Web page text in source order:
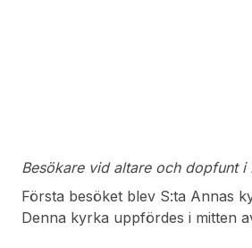
Besökare vid altare och dopfunt i
Första besöket blev S:ta Annas
Denna kyrka uppfördes i mitten